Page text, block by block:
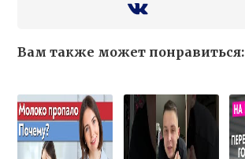
Вам также может понравиться: